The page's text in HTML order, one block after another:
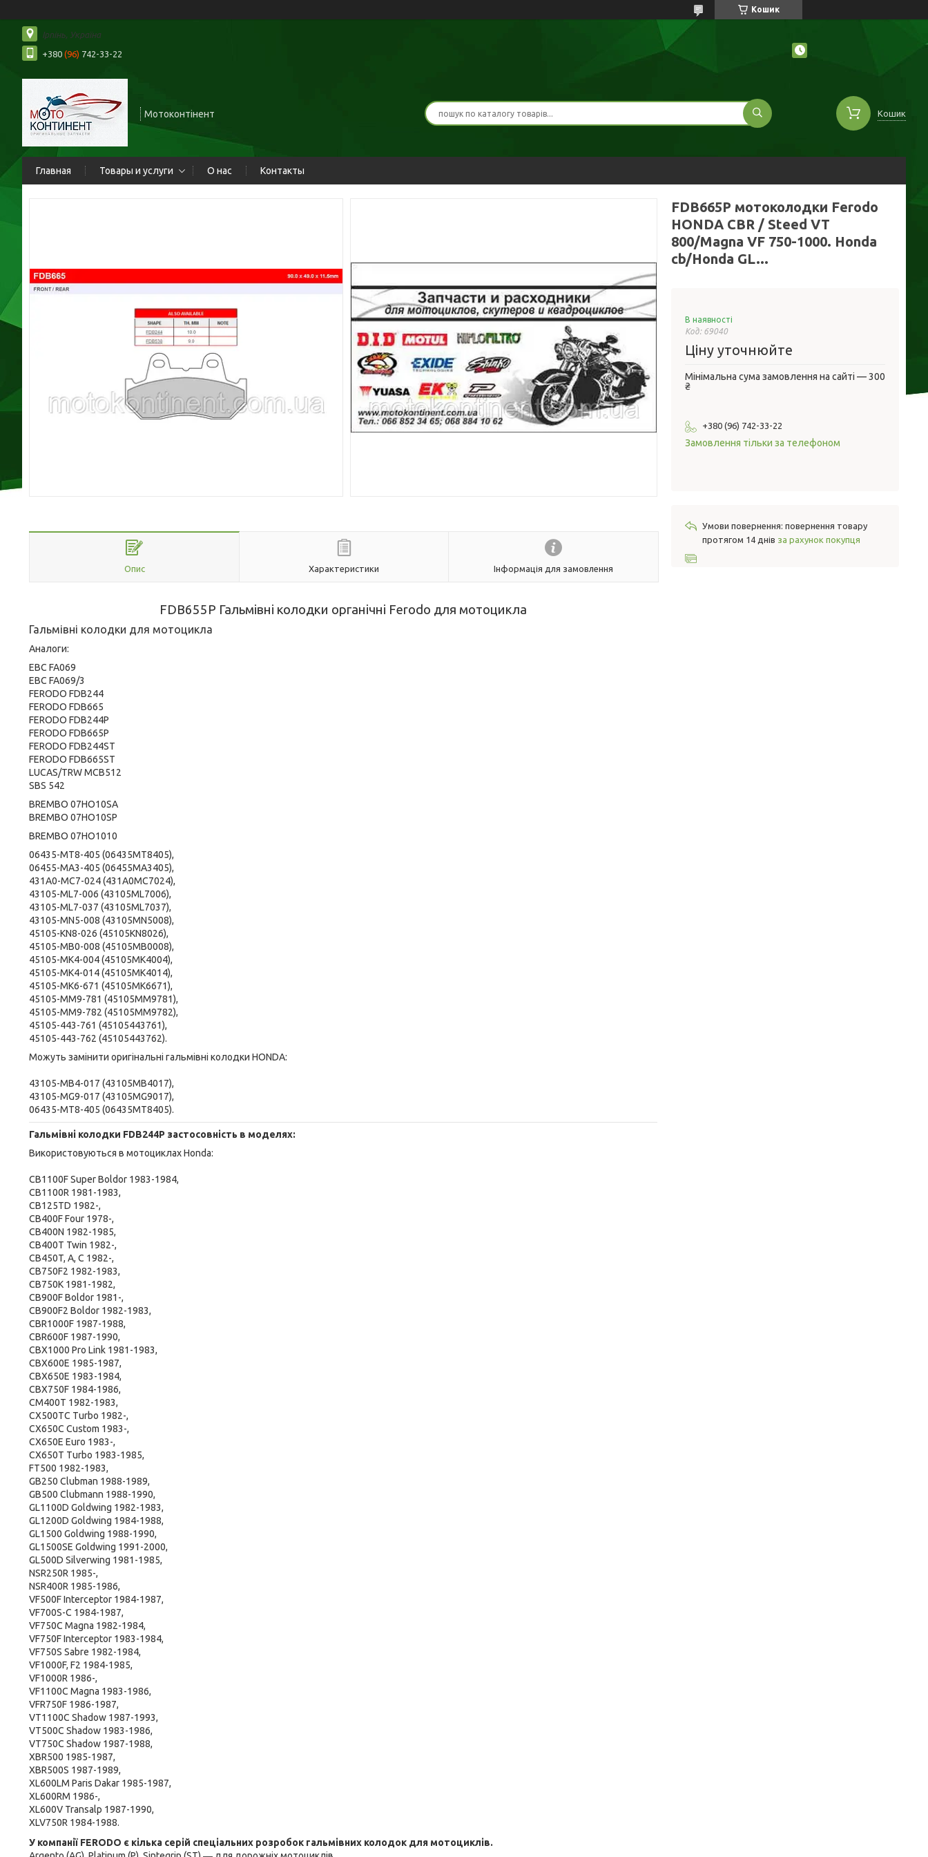
Кошик
Ірпінь, Україна
+380 (96) 742-33-22
Мотоконтінент Кошик
Главная Товары и услуги О нас Контакты
Опис Характеристики Інформація для замовлення
FDB655P Гальмівні колодки органічні Ferodo для мотоцикла
Гальмівні колодки для мотоцикла
Аналоги:
EBC FA069
EBC FA069/3
FERODO FDB244
FERODO FDB665
FERODO FDB244P
FERODO FDB665P
FERODO FDB244ST
FERODO FDB665ST
LUCAS/TRW MCB512
SBS 542
BREMBO 07HO10SA
BREMBO 07HO10SP
BREMBO 07HO1010
06435-MT8-405 (06435MT8405),
06455-MA3-405 (06455MA3405),
431A0-MC7-024 (431A0MC7024),
43105-ML7-006 (43105ML7006),
43105-ML7-037 (43105ML7037),
43105-MN5-008 (43105MN5008),
45105-KN8-026 (45105KN8026),
45105-MB0-008 (45105MB0008),
45105-MK4-004 (45105MK4004),
45105-MK4-014 (45105MK4014),
45105-MK6-671 (45105MK6671),
45105-MM9-781 (45105MM9781),
45105-MM9-782 (45105MM9782),
45105-443-761 (45105443761),
45105-443-762 (45105443762).
Можуть замінити оригінальні гальмівні колодки HONDA:
43105-MB4-017 (43105MB4017),
43105-MG9-017 (43105MG9017),
06435-MT8-405 (06435MT8405).
Гальмівні колодки FDB244P застосовність в моделях:
Використовуються в мотоциклах Honda:
CB1100F Super Boldor 1983-1984,
CB1100R 1981-1983,
CB125TD 1982-,
CB400F Four 1978-,
CB400N 1982-1985,
CB400T Twin 1982-,
CB450T, A, C 1982-,
CB750F2 1982-1983,
CB750K 1981-1982,
CB900F Boldor 1981-,
CB900F2 Boldor 1982-1983,
CBR1000F 1987-1988,
CBR600F 1987-1990,
CBX1000 Pro Link 1981-1983,
CBX600E 1985-1987,
CBX650E 1983-1984,
CBX750F 1984-1986,
CM400T 1982-1983,
CX500TC Turbo 1982-,
CX650C Custom 1983-,
CX650E Euro 1983-,
CX650T Turbo 1983-1985,
FT500 1982-1983,
GB250 Clubman 1988-1989,
GB500 Clubmann 1988-1990,
GL1100D Goldwing 1982-1983,
GL1200D Goldwing 1984-1988,
GL1500 Goldwing 1988-1990,
GL1500SE Goldwing 1991-2000,
GL500D Silverwing 1981-1985,
NSR250R 1985-,
NSR400R 1985-1986,
VF500F Interceptor 1984-1987,
VF700S-C 1984-1987,
VF750C Magna 1982-1984,
VF750F Interceptor 1983-1984,
VF750S Sabre 1982-1984,
VF1000F, F2 1984-1985,
VF1000R 1986-,
VF1100C Magna 1983-1986,
VFR750F 1986-1987,
VT1100C Shadow 1987-1993,
VT500C Shadow 1983-1986,
VT750C Shadow 1987-1988,
XBR500 1985-1987,
XBR500S 1987-1989,
XL600LM Paris Dakar 1985-1987,
XL600RM 1986-,
XL600V Transalp 1987-1990,
XLV750R 1984-1988.
У компанії FERODO є кілька серій спеціальних розробок гальмівних колодок для мотоциклів.
FDB665P мотоколодки Ferodo
HONDA CBR / Steed VT
800/Magna VF 750-1000. Honda
cb/Honda GL...
В наявності
Код: 69040
Ціну уточнюйте
Мінімальна сума замовлення на сайті — 300
₴
+380 (96) 742-33-22
Замовлення тільки за телефоном
повернення товару
протягом 14 днів за рахунок покупця